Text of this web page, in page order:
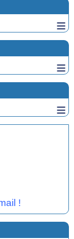
≡
≡
≡
!